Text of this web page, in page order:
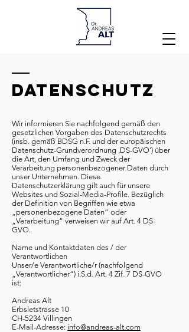
DATENSCHUTZ
Wir informieren Sie nachfolgend gemäß den
gesetzlichen Vorgaben des Datenschutzrechts
(insb. gemäß BDSG n.F. und der europäischen
Datenschutz-Grundverordnung ‚DS-GVO‘) über
die Art, den Umfang und Zweck der
Verarbeitung personenbezogener Daten durch
unser Unternehmen. Diese
Datenschutzerklärung gilt auch für unsere
Websites und Sozial-Media-Profile. Bezüglich
der Definition von Begriffen wie etwa
„personenbezogene Daten“ oder
„Verarbeitung“ verweisen wir auf Art. 4 DS-
GVO.
Name und Kontaktdaten des / der
Verantwortlichen
Unser/e Verantwortliche/r (nachfolgend
„Verantwortlicher“) i.S.d. Art. 4 Zif. 7 DS-GVO
ist:
Andreas Alt
Erbsletstrasse 10
CH-5234 Villingen
E-Mail-Adresse: info@andreas-alt.com